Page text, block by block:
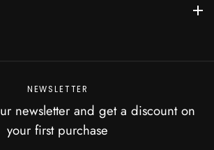
NEWSLETTER
newsletter and get a discount on
your first purchase